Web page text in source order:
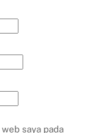
saya pada